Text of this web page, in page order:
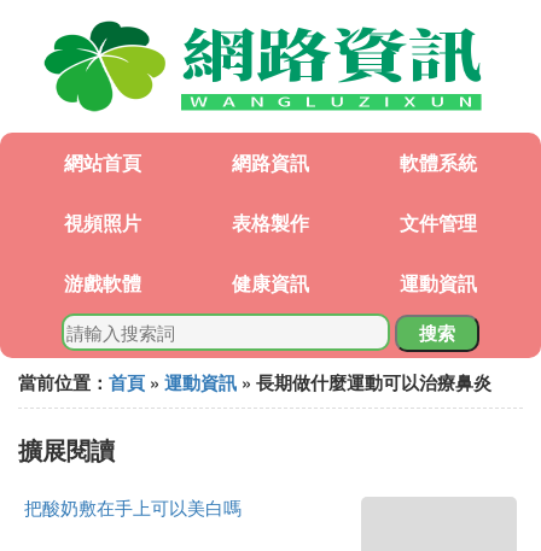
網站首頁 網路資訊 軟體系統
視頻照片 表格製作 文件管理
游戲軟體 健康資訊 運動資訊
搜索
當前位置： 首頁 » 運動資訊 » 長期做什麼運動可以治療鼻炎
擴展閱讀
把酸奶敷在手上可以美白嗎